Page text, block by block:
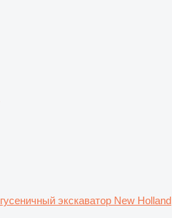
гусеничный экскаватор New Holland